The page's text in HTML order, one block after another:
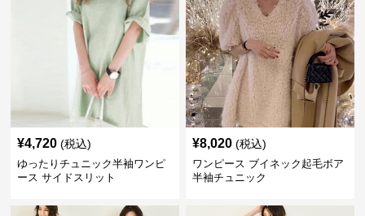
¥4,720 (税込)
ゆったりチュニック半袖ワンピ
ース サイドスリット
¥8,020 (税込)
ワンピース ブイネック起毛ボア
半袖チュニック